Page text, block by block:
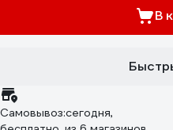
В
Самовывоз:сегодня,